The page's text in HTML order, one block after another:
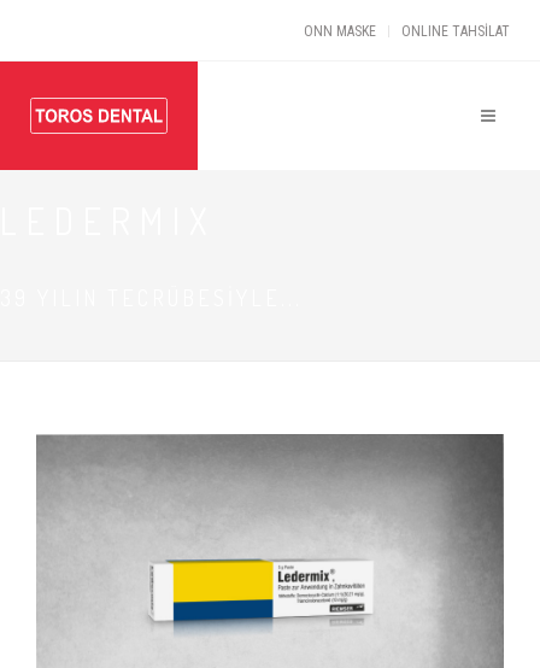
ONN MASKE ONLINE TAHSİLAT